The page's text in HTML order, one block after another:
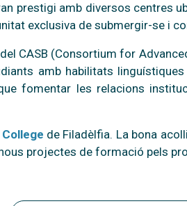
prestigi amb diversos centres
exclusiva de submergir-se i
CASB (Consortium for
amb habilitats
fomentar les relacions
de Filadèlfia. La bona
projectes de formació pels